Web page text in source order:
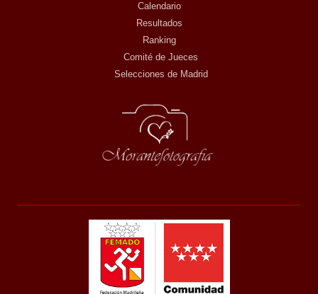
Calendario
Resultados
Ranking
Comité de Jueces
Selecciones de Madrid